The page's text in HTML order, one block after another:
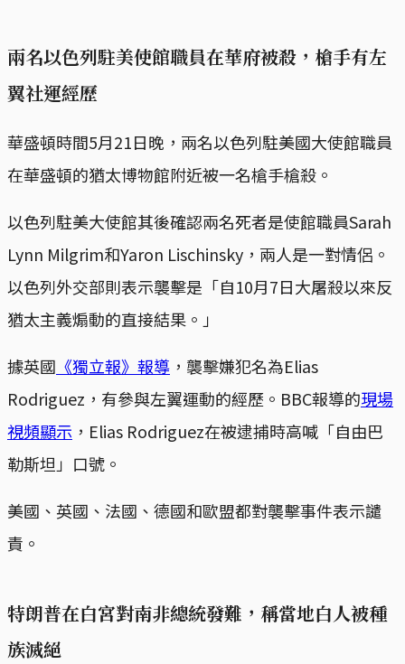
兩名以色列駐美使館職員在華府被殺，槍手有左
翼社運經歷
華盛頓時間5月21日晚，兩名以色列駐美國大使館職員
在華盛頓的猶太博物館附近被一名槍手槍殺。
以色列駐美大使館其後確認兩名死者是使館職員Sarah
Lynn Milgrim和Yaron Lischinsky，兩人是一對情侶。
以色列外交部則表示襲擊是「自10月7日大屠殺以來反
猶太主義煽動的直接結果。」
據英國 《獨立報》報導 ，襲擊嫌犯名為Elias
Rodriguez，有參與左翼運動的經歷。BBC報導的現場
視頻顯示 ，Elias Rodriguez在被逮捕時高喊「自由巴
勒斯坦」口號。
美國、英國、法國、德國和歐盟都對襲擊事件表示譴
責。
特朗普在白宮對南非總統發難，稱當地白人被種
族滅絕